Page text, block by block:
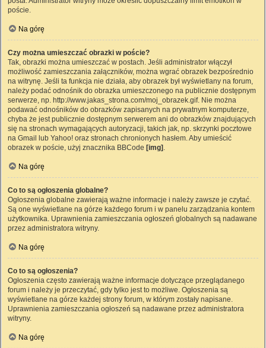
poście.
Na górę
Czy można umieszczać obrazki w poście?
Tak, obrazki można umieszczać w postach. Jeśli administrator włączył
możliwość zamieszczania załączników, można wgrać obrazek bezpośrednio
na witrynę. Jeśli ta funkcja nie działa, aby obrazek był wyświetlany na forum,
należy podać odnośnik do obrazka umieszczonego na publicznie dostępnym
serwerze, np. http://www.jakas_strona.com/moj_obrazek.gif. Nie można
podawać odnośników do obrazków zapisanych na prywatnym komputerze,
chyba że jest publicznie dostępnym serwerem ani do obrazków znajdujących
się na stronach wymagających autoryzacji, takich jak, np. skrzynki pocztowe
na Gmail lub Yahoo! oraz stronach chronionych hasłem. Aby umieścić
obrazek w poście, użyj znacznika BBCode [img] .
Na górę
Co to są ogłoszenia globalne?
Ogłoszenia globalne zawierają ważne informacje i należy zawsze je czytać.
Są one wyświetlane na górze każdego forum i w panelu zarządzania kontem
użytkownika. Uprawnienia zamieszczania ogłoszeń globalnych są nadawane
przez administratora witryny.
Na górę
Co to są ogłoszenia?
Ogłoszenia często zawierają ważne informacje dotyczące przeglądanego
forum i należy je przeczytać, gdy tylko jest to możliwe. Ogłoszenia są
wyświetlane na górze każdej strony forum, w którym zostały napisane.
Uprawnienia zamieszczania ogłoszeń są nadawane przez administratora
witryny.
Na górę